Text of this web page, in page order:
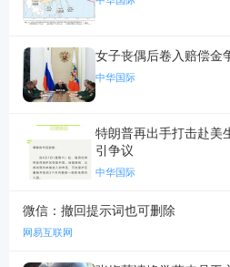
女子丧偶后卷入赔偿金
中华国际
特朗普再出手打击赴美
引争议
中华国际
微信：撤回提示词也可删除
网易互联网